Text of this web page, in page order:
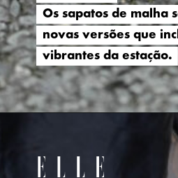
Os sapatos de malha
novas versões que
vibrantes da estação.
Os sapatos de malha
novas versões que
vibrantes da estação.